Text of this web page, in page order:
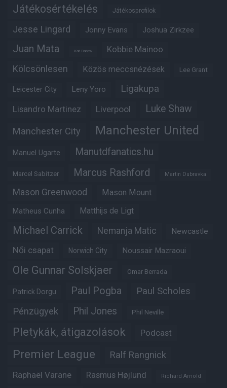
Játékosértékelés Játékosprofilok
Jesse Lingard Jonny Evans Joshua Zirkzee
Juan Mata Karl Darlow Kobbie Mainoo
Kölcsönlesen Közös meccsnézések Lee Grant
Leicester City Leny Yoro Ligakupa
Lisandro Martinez Liverpool Luke Shaw
Manchester City Manchester United
Manuel Ugarte Manutdfanatics.hu
Marcel Sabitzer Marcus Rashford Martin Dubravka
Mason Greenwood Mason Mount
Matheus Cunha Matthijs de Ligt
Michael Carrick Nemanja Matic Newcastle
Női csapat Norwich City Noussair Mazraoui
Ole Gunnar Solskjaer Omar Berrada
Patrick Dorgu Paul Pogba Paul Scholes
Pénzügyek Phil Jones Phil Neville
Pletykák, átigazolások Podcast
Premier League Ralf Rangnick
Raphaël Varane Rasmus Højlund Richard Arnold